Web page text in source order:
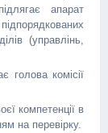
апарат
(управлінь,
голова комісії
компетенції в
на перевірку.